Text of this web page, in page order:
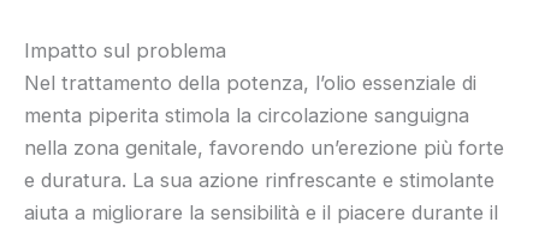
Impatto sul problema
Nel trattamento della potenza, l’olio essenziale di
menta piperita stimola la circolazione sanguigna
nella zona genitale, favorendo un’erezione più forte
e duratura. La sua azione rinfrescante e stimolante
aiuta a migliorare la sensibilità e il piacere durante il